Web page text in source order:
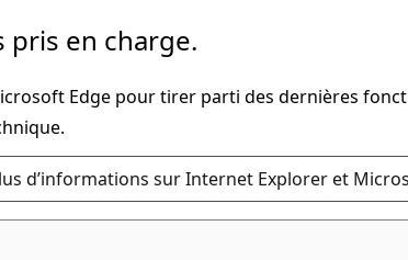
pris en charge.
Edge pour tirer parti des dernières
d’informations sur Internet Explorer et